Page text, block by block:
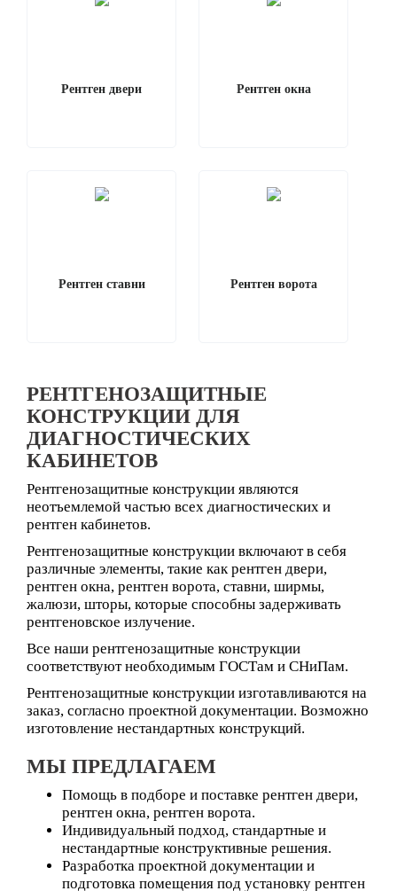
Рентген двери Рентген окна
Рентген ставни Рентген ворота
РЕНТГЕНОЗАЩИТНЫЕ
КОНСТРУКЦИИ ДЛЯ
ДИАГНОСТИЧЕСКИХ
КАБИНЕТОВ
Рентгенозащитные конструкции являются
неотъемлемой частью всех диагностических и
рентген кабинетов.
Рентгенозащитные конструкции включают в себя
различные элементы, такие как рентген двери,
рентген окна, рентген ворота, ставни, ширмы,
жалюзи, шторы, которые способны задерживать
рентгеновское излучение.
Все наши рентгенозащитные конструкции
соответствуют необходимым ГОСТам и СНиПам.
Рентгенозащитные конструкции изготавливаются на
заказ, согласно проектной документации. Возможно
изготовление нестандартных конструкций.
МЫ ПРЕДЛАГАЕМ
Помощь в подборе и поставке рентген двери,
рентген окна, рентген ворота.
Индивидуальный подход, стандартные и
нестандартные конструктивные решения.
Разработка проектной документации и
подготовка помещения под установку рентген